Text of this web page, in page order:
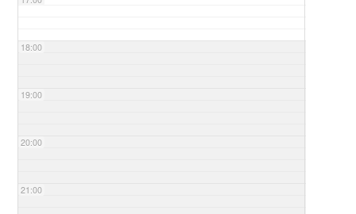
18:00
19:00
20:00
21:00